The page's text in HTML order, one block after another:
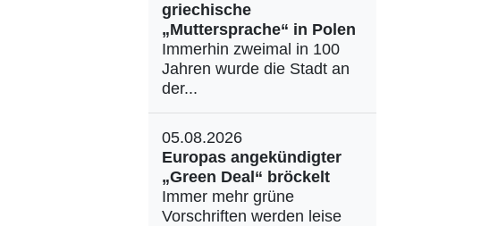
griechische
„Muttersprache“ in Polen
Immerhin zweimal in 100
Jahren wurde die Stadt an
der...
05.08.2026
Europas angekündigter
„Green Deal“ bröckelt
Immer mehr grüne
Vorschriften werden leise